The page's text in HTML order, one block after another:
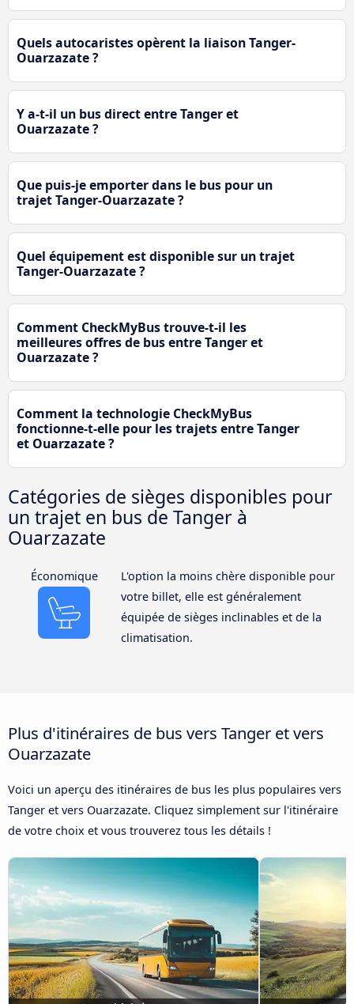
Quels autocaristes opèrent la liaison Tanger-
Ouarzazate ?
Y a-t-il un bus direct entre Tanger et
Ouarzazate ?
Que puis-je emporter dans le bus pour un
trajet Tanger-Ouarzazate ?
Quel équipement est disponible sur un trajet
Tanger-Ouarzazate ?
Comment CheckMyBus trouve-t-il les
meilleures offres de bus entre Tanger et
Ouarzazate ?
Comment la technologie CheckMyBus
fonctionne-t-elle pour les trajets entre Tanger
et Ouarzazate ?
Catégories de sièges disponibles pour
un trajet en bus de Tanger à
Ouarzazate
Économique
L'option la moins chère disponible pour
votre billet, elle est généralement
équipée de sièges inclinables et de la
climatisation.
Plus d'itinéraires de bus vers Tanger et vers
Ouarzazate
Voici un aperçu des itinéraires de bus les plus populaires vers
Tanger et vers Ouarzazate. Cliquez simplement sur l'itinéraire
de votre choix et vous trouverez tous les détails !